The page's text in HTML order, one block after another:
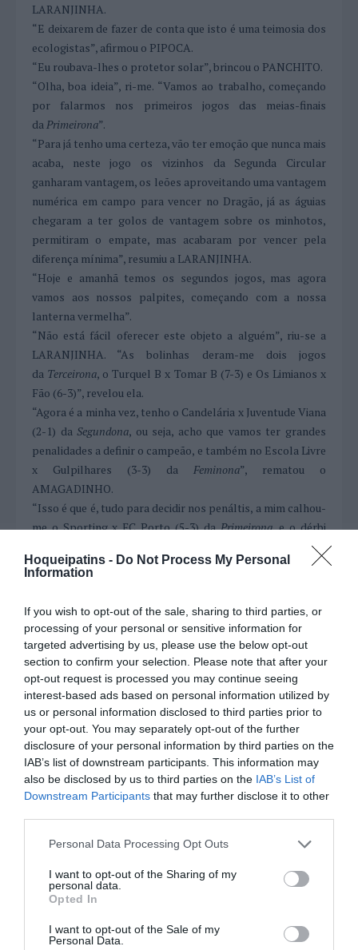
Hoqueipatins - Do Not Process My Personal
Information
If you wish to opt-out of the sale, sharing to third parties, or
processing of your personal or sensitive information for
targeted advertising by us, please use the below opt-out
section to confirm your selection. Please note that after your
opt-out request is processed you may continue seeing
interest-based ads based on personal information utilized by
us or personal information disclosed to third parties prior to
your opt-out. You may separately opt-out of the further
disclosure of your personal information by third parties on the
IAB’s list of downstream participants. This information may
also be disclosed by us to third parties on the IAB’s List of
Downstream Participants that may further disclose it to other
Personal Data Processing Opt Outs
I want to opt-out of the Sharing of my
personal data.
Opted In
I want to opt-out of the Sale of my
Personal Data.
LARANJINHA.
“E deixarem de fazer de conta que isto é uma teimosia dos
ecologistas”, afirmou o PIPOCA.
“Eu roubava-lhes o protetor solar”, brincou o PANCHITO.
“Olha, boa ideia”, ri-me. “Vamos ao trabalho, começando
por falarmos nos primeiros jogos das meias-finais
daPrimeirona”.
“Para já tenho uma certeza, vão ter emoção que nunca mais
acaba, neste jogo os vizinhos da Segunda Circular
ganharam vantagem, os leões aproveitando uma vantagem
numérica em campo para vencer no Dragão, já as águias
chegaram a ter golos de vantagem sobre os minhotos,
permitiram o empate, mas acabaram por vencer pela
diferença mínima”, resumiu a LARANJINHA.
“Hoje e amanhã temos os segundos jogos, mas agora
vamos aos nossos palpites, começando com a nossa
lanterna vermelha”.
“Não está fácil oferecer este objeto a alguém”, riu-se a
LARANJINHA. “As bolinhas deram-me dois jogos
da Terceirona, o Turquel B x Tomar B (7-3) e Os Limianos x
Fão (6-3)”, revelou ela.
“Agora é a minha vez, tenho o Candelária x Juventude Viana
(2-1) daSegundona, ou seja, acho que vamos ter grandes
penalidades a definir o campeão, e também no Escola Livre
x Gulpilhares (3-3) da Feminona”, rematou o
AMAGADINHO.
“Isso é que é, tudo para decidir nos penáltis, a mim calhou-
me o Sporting x FC Porto (5-3) daPrimeirona, e o dérbi
, o Estreito x HC Madeira (5-3)”,
finalizou o PANCHITO com um sorriso.
Marinhense x Oeiras (6-4) da Segundona
, mais o Mealhada x
Vila Boa do Bispo (5-2), uma verdadeira final naTerceirona
afirmei eu.
“Para terminar tenho, daFeminona, o Benfica x
Sanjoanense (5-3), além do Sesimbra x Grândola (2-3)
daTerceirona ”, concluiu o PIPOCA.
“Só falta mesmo sabermos a ementa para hoje em Oriola”,
brincou a LARANJINHA.
“Durante a semana a Princesa fez um coelho no tacho, já
comi a cabeça nessa altura, mas hoje o resto do bicho vai
fazer companhia a um belo arroz malandrinho”.
“Adeus Avô”, despediram-se eles.
CRÓNICAS DO BOM MALANDRO